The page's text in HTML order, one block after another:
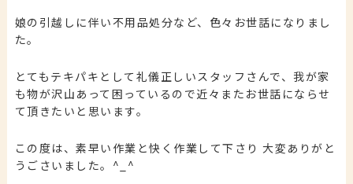
娘の引越しに伴い不用品処分など、色々お世話になりまし
た。
とてもテキパキとして礼儀正しいスタッフさんで、我が家
も物が沢山あって困っているので近々またお世話にならせ
て頂きたいと思います。
この度は、素早い作業と快く作業して下さり 大変ありがと
うごさいました。^_^